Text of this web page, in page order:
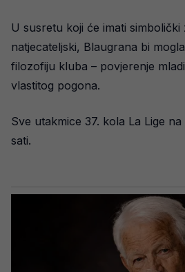
U susretu koji će imati simbolički
natjecateljski, Blaugrana bi
filozofiju kluba – povjerenje
vlastitog pogona.
Sve utakmice 37. kola La Lige
sati.